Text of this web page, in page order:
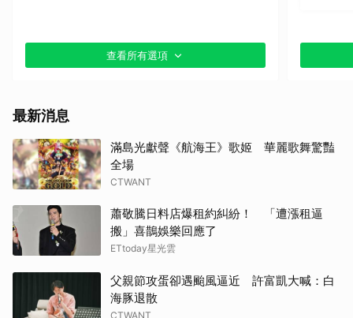
查看所有選項
最新消息
滿島光獻聲《航海王》歌姬 華麗歌舞驚豔
全場
CTWANT
蕭敬騰日料店爆租約糾紛！ 「遭漲租逼
搬」喜鵲娛樂回應了
ETtoday星光雲
父親節攻蛋卻遇颱風逼近 許富凱大喊：白
海豚退散
CTWANT